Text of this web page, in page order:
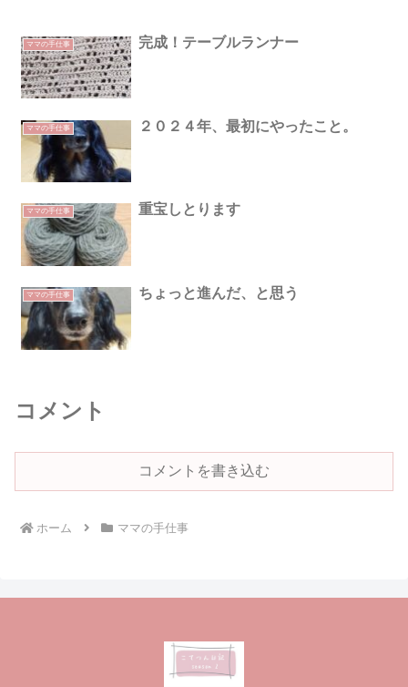
ママの手仕事 完成！テーブルランナー
ママの手仕事 ２０２４年、最初にやったこと。
ママの手仕事 重宝しとります
ママの手仕事 ちょっと進んだ、と思う
コメント
コメントを書き込む
ホーム ママの手仕事